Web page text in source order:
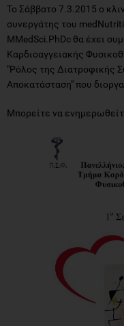
Το Σάββατο 7.3.2015 ο
συνεργάτης του
MMedSci.PhDc θα έχει
Καρδιοαγγειακής
"Pόλος της Διατροφικής
Αποκατάσταση" που
Μπορείτε να